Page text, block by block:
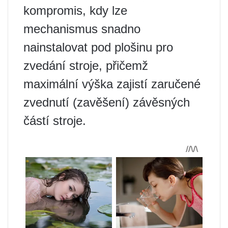
kompromis, kdy lze
mechanismus snadno
nainstalovat pod plošinu pro
zvedání stroje, přičemž
maximální výška zajistí zaručené
zvednutí (zavěšení) závěsných
částí stroje.